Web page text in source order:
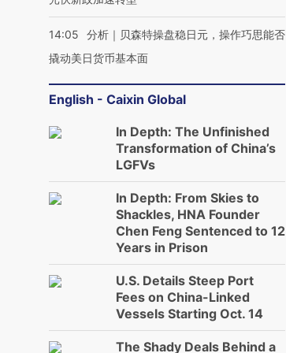
14:05
分析｜贝森特操盘稳日元，操作巧思能否
撬动美日货币基本面
English - Caixin Global
In Depth: The Unfinished
Transformation of China’s
LGFVs
In Depth: From Skies to
Shackles, HNA Founder
Chen Feng Sentenced to 12
Years in Prison
U.S. Details Steep Port
Fees on China-Linked
Vessels Starting Oct. 14
The Shady Deals Behind a